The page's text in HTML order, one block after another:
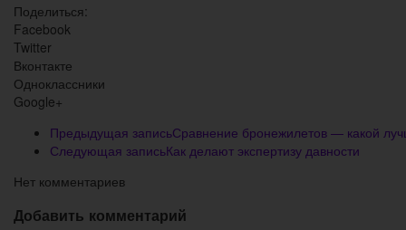
Поделиться:
Facebook
Twitter
Вконтакте
Одноклассники
Google+
Предыдущая записьСравнение бронежилетов — какой
Следующая записьКак делают экспертизу давности
Нет комментариев
Добавить комментарий